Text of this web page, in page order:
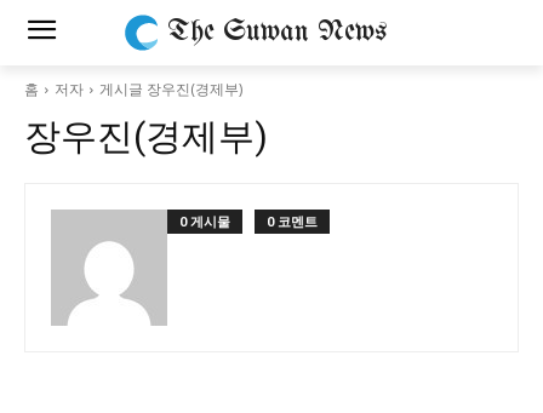
The Suwan News
홈 저자 게시글 장우진(경제부)
장우진(경제부)
0 게시물 0 코멘트